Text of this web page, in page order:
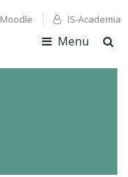
Moodle IS-Academia
Menu
la